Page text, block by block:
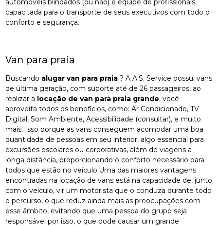
automóveis blindados (ou não) e equipe de profissionais
capacitada para o transporte de seus executivos com todo o
conforto e segurança.
Van para praia
Buscando alugar van para praia ? A A.S. Service possui vans
de última geração, com suporte até de 26 passageiros, ao
realizar a locação de van para praia grande, você
aproveita todos os benefícios, como: Ar Condicionado, TV
Digital, Som Ambiente, Acessibilidade (consultar), e muito
mais. Isso porque as vans conseguem acomodar uma boa
quantidade de pessoas em seu interior, algo essencial para
excursões escolares ou corporativas, além de viagens a
longa distância, proporcionando o conforto necessário para
todos que estão no veículo.Uma das maiores vantagens
encontradas na locação de vans está na capacidade de, junto
com o veículo, vir um motorista que o conduza durante todo
o percurso, o que reduz ainda mais as preocupações com
esse âmbito, evitando que uma pessoa do grupo seja
responsável por isso, o que pode causar um grande